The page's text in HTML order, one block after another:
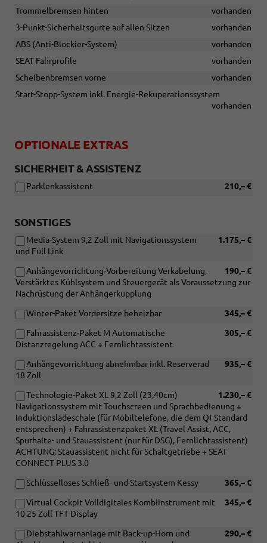
Trommelbremsen hinten
vorhanden
3-Punkt-Sicherheitsgurte auf allen Sitzen
vorhanden
ABS (Anti-Blockier-System)
vorhanden
SEAT Fahrprofile
vorhanden
Scheibenbremsen vorne
vorhanden
Start-Stopp-System inkl. Energie-Rekuperationssystem
vorhanden
OPTIONALE EXTRAS
SICHERHEIT & ASSISTENZ
210,– €
Parklenkassistent
SONSTIGES
1.175,– €
Media-System 9,2 Zoll mit Navigationssystem
und Full Link
190,– €
Anhängevorrichtung-Vorbereitung Verkabelung,
Verstärktes Kühlsystem und Steuergerät als Voraussetzung zur
Nachrüstung der Anhängerkupplung
345,– €
Winter-Paket Vordersitze beheizbar
305,– €
Fahrassistenz-Paket M Automatische
Distanzregelung ACC + Fernlichtassistent
935,– €
Anhängevorrichtung abnehmbar inkl. Reserverad
18 Zoll
1.230,– €
Technologie-Paket XL 9,2 Zoll (23,40cm)
Navigationssystem mit Touchscreen und Sprachbedienung +
Induktionsladeschale (für Mobiltelefone, die dem QI-Standard
entsprechen) + Fahrassistenzpaket XL (Travel Assist, ACC,
Spurhalte- und Stauassistent (nur für DSG), Fernlichtassistent)
ACHTUNG: Stauassistent nicht für Schaltgetriebe + SEAT
CONNECT PLUS 3.0
365,– €
Schlüsselloses Schließ- und Startsystem Kessy
345,– €
Virtual Cockpit Volldigitales Kombiinstrument mit
10,25 Zoll TFT Display
290,– €
Diebstahlwarnanlage mit Back-up-Horn und